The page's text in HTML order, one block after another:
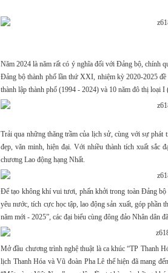
Năm 2024 là năm rất có ý nghĩa đối với Đảng bộ, chính
Đảng bộ thành phố lần thứ XXI, nhiệm kỳ 2020-2025
thành lập thành phố (1994 - 2024) và 10 năm đô thị loại I
Trải qua những thăng trầm của lịch sử, cùng với sự
đẹp, văn minh, hiện đại. Với nhiều thành tích xuất sắc
chương Lao động hạng Nhất.
Để tạo không khí vui tươi, phấn khởi trong toàn Đảng bộ
yêu nước, tích cực học tập, lao động sản xuất, góp phần
năm mới - 2025”, các đại biểu cùng đông đảo Nhân dân
Mở đầu chương trình nghệ thuật là ca khúc “TP Thanh
lịch Thanh Hóa và Vũ đoàn Pha Lê thể hiện đã mang